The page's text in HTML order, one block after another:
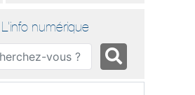
L'info numérique